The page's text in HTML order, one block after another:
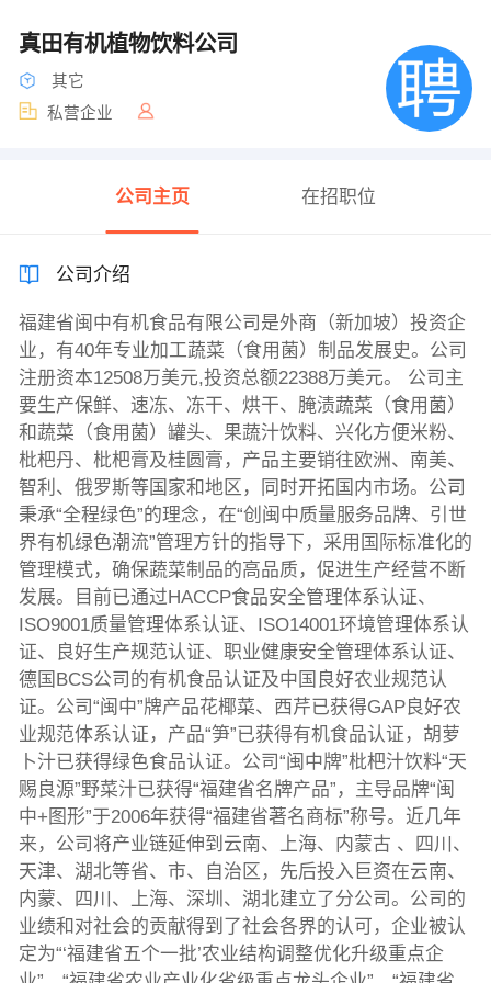
真田有机植物饮料公司
其它
私营企业
公司主页 在招职位
公司介绍
福建省闽中有机食品有限公司是外商（新加坡）投资企
业，有40年专业加工蔬菜（食用菌）制品发展史。公司
注册资本12508万美元,投资总额22388万美元。 公司主
要生产保鲜、速冻、冻干、烘干、腌渍蔬菜（食用菌）
和蔬菜（食用菌）罐头、果蔬汁饮料、兴化方便米粉、
枇杷丹、枇杷膏及桂圆膏，产品主要销往欧洲、南美、
智利、俄罗斯等国家和地区，同时开拓国内市场。公司
秉承“全程绿色”的理念，在“创闽中质量服务品牌、引世
界有机绿色潮流”管理方针的指导下，采用国际标准化的
管理模式，确保蔬菜制品的高品质，促进生产经营不断
发展。目前已通过HACCP食品安全管理体系认证、
ISO9001质量管理体系认证、ISO14001环境管理体系认
证、良好生产规范认证、职业健康安全管理体系认证、
德国BCS公司的有机食品认证及中国良好农业规范认
证。公司“闽中”牌产品花椰菜、西芹已获得GAP良好农
业规范体系认证，产品“笋”已获得有机食品认证，胡萝
卜汁已获得绿色食品认证。公司“闽中牌”枇杷汁饮料“天
赐良源”野菜汁已获得“福建省名牌产品”，主导品牌“闽
中+图形”于2006年获得“福建省著名商标”称号。近几年
来，公司将产业链延伸到云南、上海、内蒙古 、四川、
天津、湖北等省、市、自治区，先后投入巨资在云南、
内蒙、四川、上海、深圳、湖北建立了分公司。公司的
业绩和对社会的贡献得到了社会各界的认可，企业被认
定为“‘福建省五个一批’农业结构调整优化升级重点企